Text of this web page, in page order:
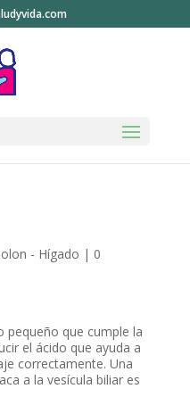
- Hígado | 0
pequeño que cumple la
el ácido que ayuda a
correctamente. Una
a la vesícula biliar es